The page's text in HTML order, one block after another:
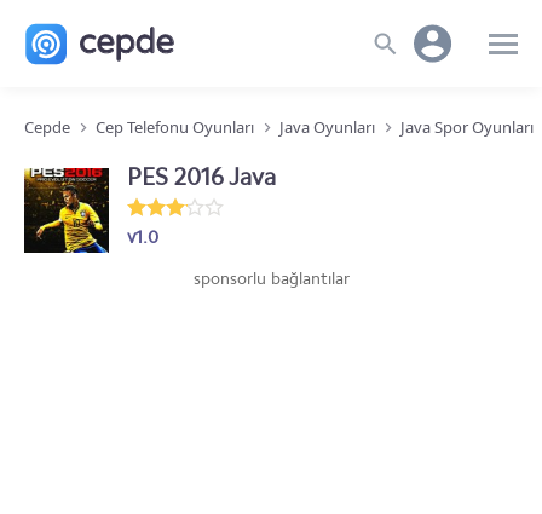
Cepde Cep Telefonu Oyunları Java Oyunları Java Spor Oyunları
PES 2016 Java
v1.0
sponsorlu bağlantılar